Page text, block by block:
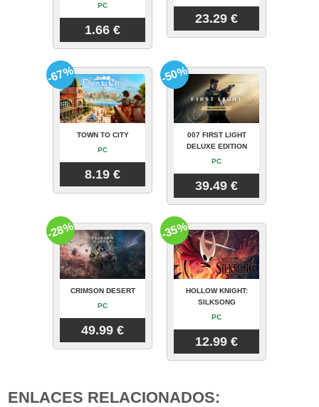
PC
1.66 €
23.29 €
TOWN TO CITY
PC
8.19 €
-67%
007 FIRST LIGHT
DELUXE EDITION
PC
39.49 €
-50%
CRIMSON DESERT
PC
49.99 €
-28%
HOLLOW KNIGHT:
SILKSONG
PC
12.99 €
-35%
ENLACES RELACIONADOS: